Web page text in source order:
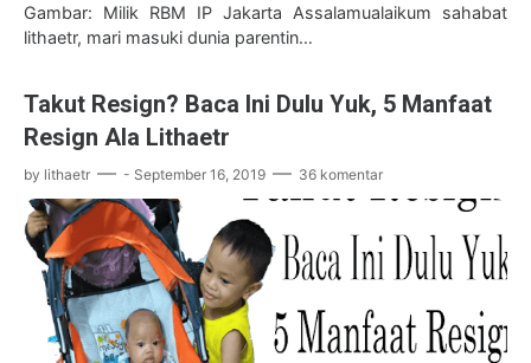
Gambar: Milik RBM IP Jakarta Assalamualaikum sahabat
lithaetr, mari masuki dunia parentin…
Takut Resign? Baca Ini Dulu Yuk, 5 Manfaat
Resign Ala Lithaetr
by lithaetr - September 16, 2019 36 komentar